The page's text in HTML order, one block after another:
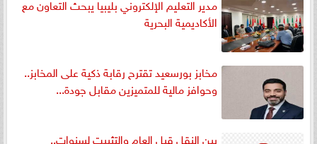
الأكاديمية البحرية
مخابز بورسعيد تقترح رقابة ذكية على المخابز..
وحوافز مالية للمتميزين مقابل جودة...
بين النقل قبل العام والتثبيت لسنوات..